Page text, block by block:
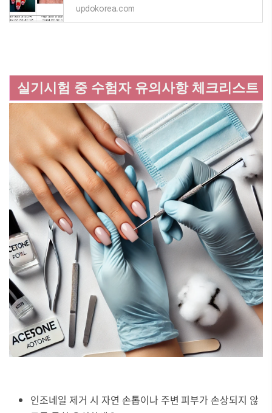
updokorea.com
실기시험 중 수험자 유의사항 체크리스트
인조네일 제거 시 자연 손톱이나 주변 피부가 손상되지 않